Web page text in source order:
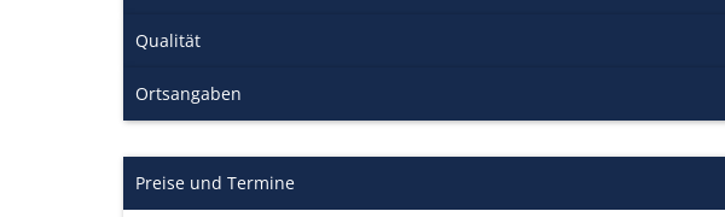
Qualität
Ortsangaben
Preise und Termine